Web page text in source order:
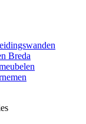
Breda